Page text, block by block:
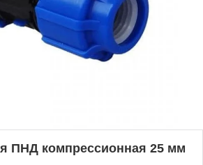
ПНД компрессионная 25 мм